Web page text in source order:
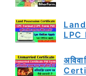
LPC